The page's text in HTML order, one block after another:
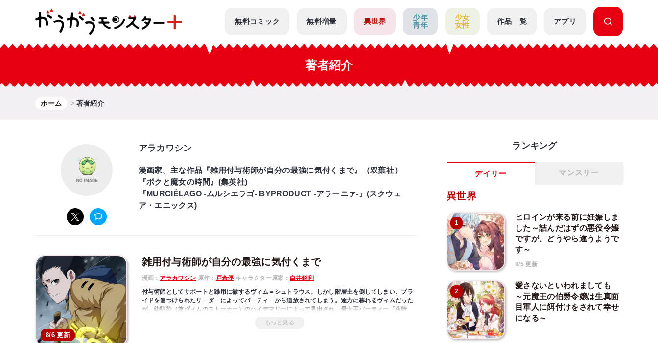
無料コミック 無料増量 異世界
少年
青年
少女
女性
作品一覧 アプリ
著者紹介
ホーム 著者紹介
アラカワシン
漫画家。主な作品『雑用付与術師が自分の最強に気付くまで』（双葉社）
『ボクと魔女の時間』(集英社)
『MURCIÉLAGO -ムルシエラゴ- BYPRODUCT -アラーニァ-』(スクウェ
ア・エニックス)
8/6 更新
雑用付与術師が自分の最強に気付くまで
漫画： アラカワシン 原作： 戸倉儚 キャラクター原案： 白井鋭利
付与術師としてサポートと雑用に徹するヴィム＝シュトラウス。しかし階層主を倒してしまい、プラ
イドを傷つけられたリーダーによってパーティーから追放されてしまう。途方に暮れるヴィムだった
が、幼馴染（兼ヴィムのストーカー）のハイデマリーによって見出され、最大手パーティー「夜蜻
い張るが、周囲がその実力に気づくのは時間の問題だった。
もっと見る
ランキング
デイリー マンスリー
異世界
1
ヒロインが来る前に妊娠しま
した～詰んだはずの悪役令嬢
ですが、どうやら違うようで
す～
8/5 更新
2
愛さないといわれましても
～元魔王の伯爵令嬢は生真面
目軍人に餌付けをされて幸せ
になる～